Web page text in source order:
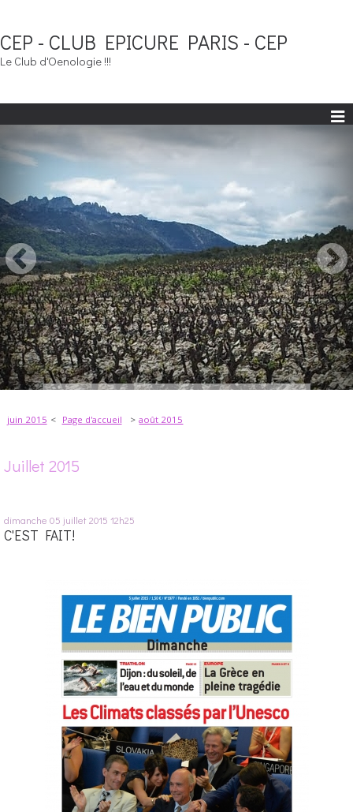
CEP - CLUB EPICURE PARIS - CEP
Le Club d'Oenologie !!!
juin 2015 Page d'accueil août 2015
Juillet 2015
dimanche 05 juillet 2015 12h25
C'EST FAIT!